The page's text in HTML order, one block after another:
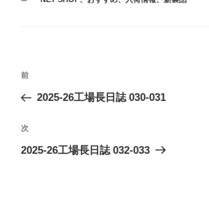
投
ナ
ビ
ゲ
前
の
稿
前
2025-26工場長日誌 030-031
次
の
次
2025-26工場長日誌 032-033